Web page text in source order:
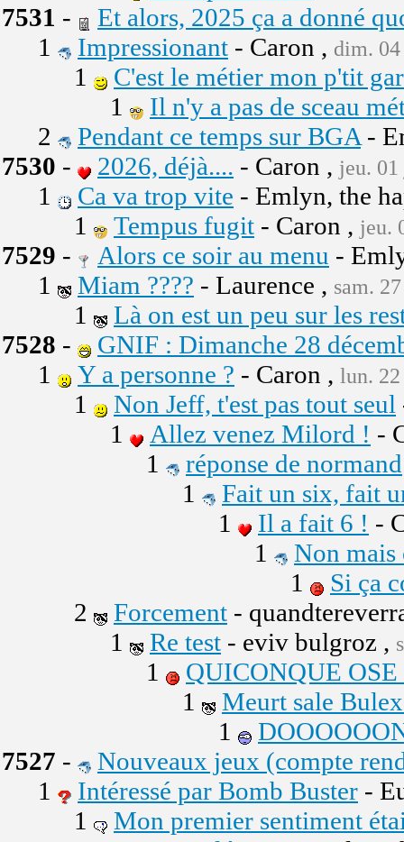
7531 -
Et alors, 2025 ça a donné
1
Impressionant - Caron , dim.
1
C'est le métier mon p'tit
1
Il n'y a pas de sceau
2
Pendant ce temps sur BGA -
7530 - 2026, déjà.... - Caron , jeu.
1 Ca va trop vite - Emlyn, the
1
Tempus fugit - Caron , jeu.
7529 - Alors ce soir au menu -
1
Miam ???? - Laurence , sam.
1
Là on est un peu sur les
7528 -
GNIF : Dimanche 28
1
Y a personne ? - Caron , lun.
1 Non Jeff, t'est pas tout seul
1
Allez venez Milord ! -
1
réponse de normand
1
Fait un six, fait
1
Il a fait 6 ! -
1
Non mais
1
Si ça
2
Forcement -
1
Re test - eviv bulgroz ,
1
QUICONQUE
1
Meurt sale
1
7527 -
Nouveaux jeux (compte
1
Intéressé par Bomb Buster -
1
Mon premier sentiment